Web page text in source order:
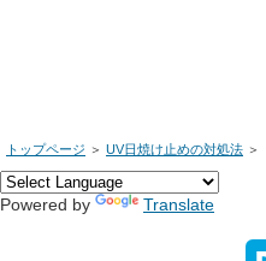
トップページ ＞ UV日焼け止めの対処法 ＞
Powered by Translate